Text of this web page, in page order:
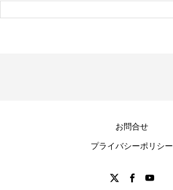
お問合せ
プライバシーポリシー